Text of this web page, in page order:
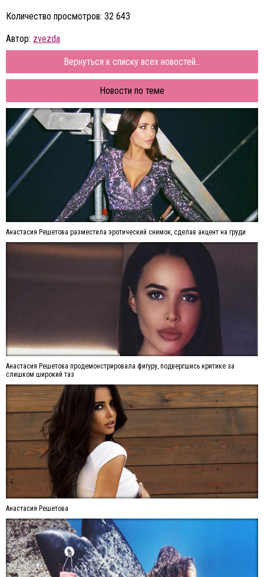
Количество просмотров: 32 643
Автор: zvezda
Вернуться к списку всех новостей...
Новости по теме
Анастасия Решетова разместила эротический снимок, сделав акцент на груди
Анастасия Решетова продемонстрировала фигуру, подвергшись критике за
слишком широкий таз
Анастасия Решетова